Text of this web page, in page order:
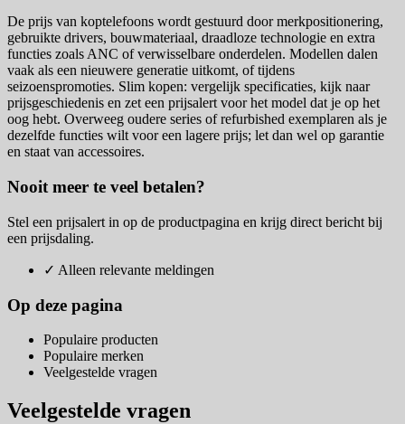
De prijs van koptelefoons wordt gestuurd door merkpositionering,
gebruikte drivers, bouwmateriaal, draadloze technologie en extra
functies zoals ANC of verwisselbare onderdelen. Modellen dalen
vaak als een nieuwere generatie uitkomt, of tijdens
seizoenspromoties. Slim kopen: vergelijk specificaties, kijk naar
prijsgeschiedenis en zet een prijsalert voor het model dat je op het
oog hebt. Overweeg oudere series of refurbished exemplaren als je
dezelfde functies wilt voor een lagere prijs; let dan wel op garantie
en staat van accessoires.
Nooit meer te veel betalen?
Stel een prijsalert in op de productpagina en krijg direct bericht bij
een prijsdaling.
✓ Alleen relevante meldingen
Op deze pagina
Populaire producten
Populaire merken
Veelgestelde vragen
Veelgestelde vragen